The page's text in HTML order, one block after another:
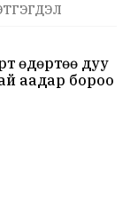
өдөртөө дуу
аадар бороо